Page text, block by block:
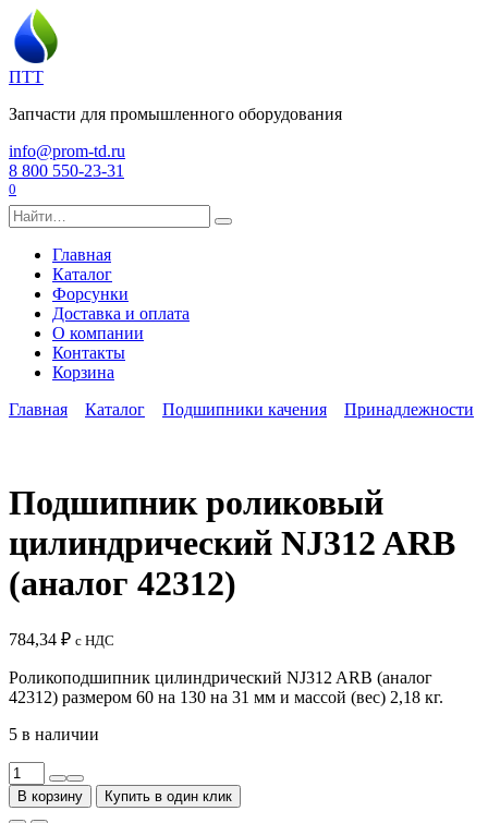
Перейти
к
содержанию
ПТТ
Запчасти для промышленного оборудования
info@prom-td.ru
8 800 550-23-31
0
Search
for:
Главная
Каталог
Форсунки
Доставка и оплата
О компании
Контакты
Корзина
Главная
Каталог Подшипники качения Принадлежности
Подшипник роликовый
цилиндрический NJ312 ARB
(аналог 42312)
784,34 ₽ с НДС
Роликоподшипник цилиндрический NJ312 ARB (аналог
42312) размером 60 на 130 на 31 мм и массой (вес) 2,18 кг.
5 в наличии
Количество
товара
Подшипник
В корзину Купить в один клик